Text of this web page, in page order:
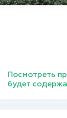
Посмотреть
будет